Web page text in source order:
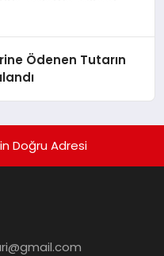
Ödenen Tutarın
Doğru Adresi